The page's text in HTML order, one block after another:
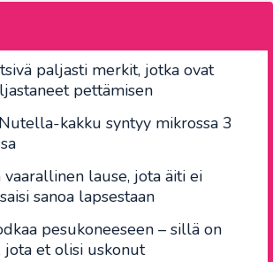
paljasti merkit, jotka ovat
pettämisen
kakku syntyy mikrossa 3
vaarallinen lause, jota äiti ei
sanoa lapsestaan
pesukoneeseen – sillä on
jota et olisi uskonut